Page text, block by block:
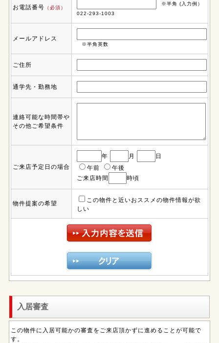
お電話番号 （必須）
※半角 (入力例）
022-293-1003
メールアドレス
※半角英数
ご住所
通学先・勤務地
連絡可能な時間帯や
その他ご希望条件
ご来店予定日の場合
年 月
日
午前
午後
ご来店時間
時頃
物件提案の希望
この物件と近いおススメの物件情報が欲
しい
入居審査
この物件に入居可能かの審査をご来店頂かずに進めることが可能で
す。